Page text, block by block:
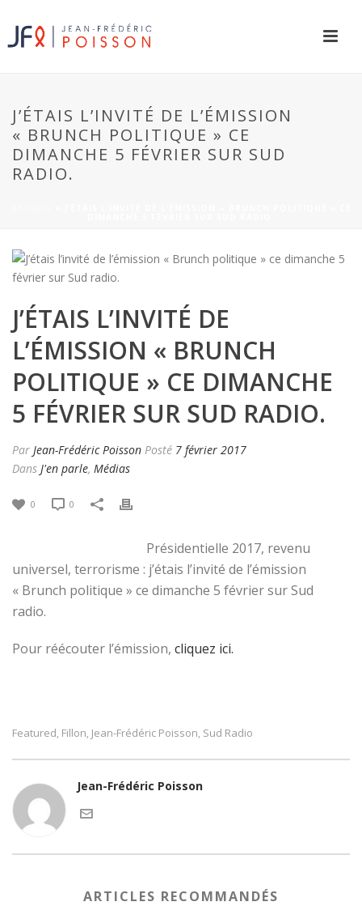
J’ÉTAIS L’INVITÉ DE L’ÉMISSION
« BRUNCH POLITIQUE » CE
DIMANCHE 5 FÉVRIER SUR SUD
RADIO.
J’ÉTAIS L’INVITÉ DE
L’ÉMISSION « BRUNCH
POLITIQUE » CE DIMANCHE
5 FÉVRIER SUR SUD RADIO.
Par Jean-Frédéric Poisson Posté 7 février 2017
Dans J'en parle, Médias
0 0
Présidentielle 2017, revenu
universel, terrorisme : j’étais l’invité de l’émission
« Brunch politique » ce dimanche 5 février sur Sud
radio.
Pour réécouter l’émission, cliquez ici.
Featured, Fillon, Jean-Frédéric Poisson, Sud Radio
Jean-Frédéric Poisson
ARTICLES RECOMMANDÉS